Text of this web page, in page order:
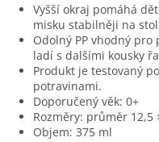
Vyšší okraj pomáhá
misku stabilněji na
Odolný PP vhodný
ladí s dalšími kousky
Produkt je testovaný
potravinami.
Doporučený věk: 0+
Rozměry: průměr 12,5
Objem: 375 ml